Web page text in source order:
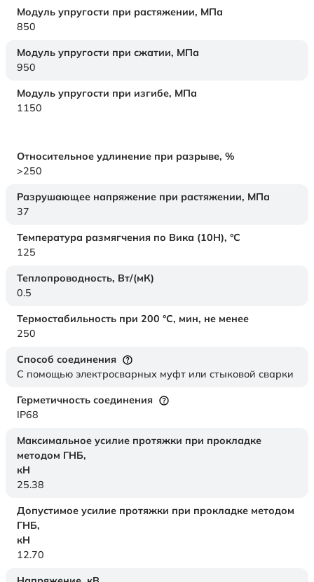
Модуль упругости при растяжении, МПа
850
Модуль упругости при сжатии, МПа
950
Модуль упругости при изгибе, МПа
1150
Относительное удлинение при разрыве, %
>250
Разрушающее напряжение при растяжении, МПа
37
Температура размягчения по Вика (10Н), °C
125
Теплопроводность, Вт/(мК)
0.5
Термостабильность при 200 °С, мин, не менее
250
Способ соединения
С помощью электросварных муфт или стыковой сварки
Герметичность соединения
IP68
Максимальное усилие протяжки при прокладке
методом ГНБ,
кН
25.38
Допустимое усилие протяжки при прокладке методом
ГНБ,
кН
12.70